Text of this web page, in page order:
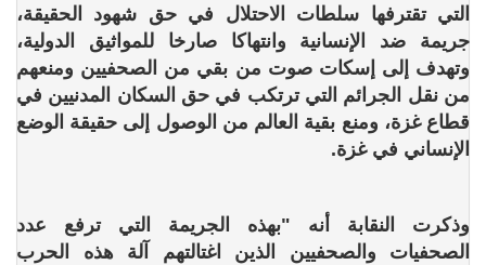
التي تقترفها سلطات الاحتلال في حق شهود الحقيقة،
جريمة ضد الإنسانية وانتهاكا صارخا للمواثيق الدولية،
وتهدف إلى إسكات صوت من بقي من الصحفيين ومنعهم
من نقل الجرائم التي ترتكب في حق السكان المدنيين في
قطاع غزة، ومنع بقية العالم من الوصول إلى حقيقة الوضع
الإنساني في غزة.
وذكرت النقابة أنه "بهذه الجريمة التي ترفع عدد
الصحفيات والصحفيين الذين اغتالتهم آلة هذه الحرب